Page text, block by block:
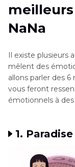
NaNa
Il existe plusieurs
mêlent des
allons parler des
vous feront
émotionnels à
1.